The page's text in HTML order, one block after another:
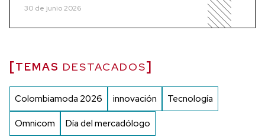
30 de junio 2026
TEMAS DESTACADOS
Colombiamoda 2026 innovación Tecnología
Omnicom Día del mercadólogo